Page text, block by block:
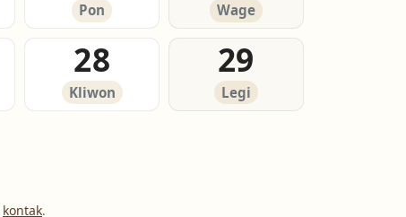
Pon Wage
28
Kliwon
29
Legi
kontak.